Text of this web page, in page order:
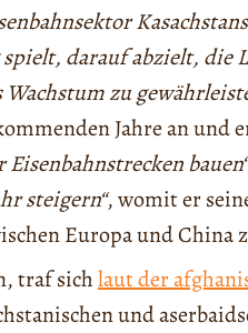
darauf abzielt, die
zu
Jahre an und
steigern“, womit er
Europa und China
traf sichlaut der
und